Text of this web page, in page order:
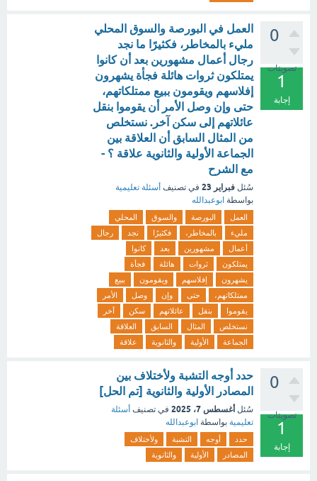
0
تصويتات
1
إجابة
العمل في البورصة والسوق المحلي
مليء بالمخاطر، فكثيرًا ما نجد
رجال أعمال مشهورين بعد أن كانوا
يمتلكون ثروات هائلة فجأة يشهرون
إفلاسهم ويقومون ببيع ممتلكاتهم،
حتى وإن وصل الأمر أن يقوموا بنقل
عائلاتهم إلى سكن آخر. نستخلص
من المثال السابق أن العلاقة بين
الجماعة الأولية والثانوية علاقة ؟ -
مع الشرح
سُئل فبراير 23 في تصنيف أسئلة تعليمية
بواسطة ابوعبدالله
العمل البورصة والسوق
المحلي
مليء
بالمخاطر، فكثيرًا نجد
رجال
أعمال
مشهورين بعد
كانوا
يمتلكون
ثروات هائلة
فجأة
يشهرون
إفلاسهم ويقومون
ببيع
ممتلكاتهم،
حتى وإن وصل
الأمر
يقوموا
بنقل عائلاتهم سكن
آخر
نستخلص
المثال السابق
العلاقة
الجماعة
الأولية والثانوية علاقة
0
تصويتات
1
إجابة
حدد أوجه التشبة ولأختلاف بين
المصادر الأولية والثانوية [تم الحل]
سُئل أغسطس 7، 2025 في تصنيف أسئلة
تعليمية بواسطة ابوعبدالله
حدد أوجه التشبة
ولأختلاف
المصادر
الأولية والثانوية